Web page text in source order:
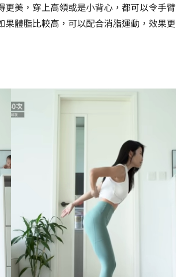
美， 穿上高領或是小背心，都可以令手臂
果體脂比較高，可以配合消脂運動，效果更